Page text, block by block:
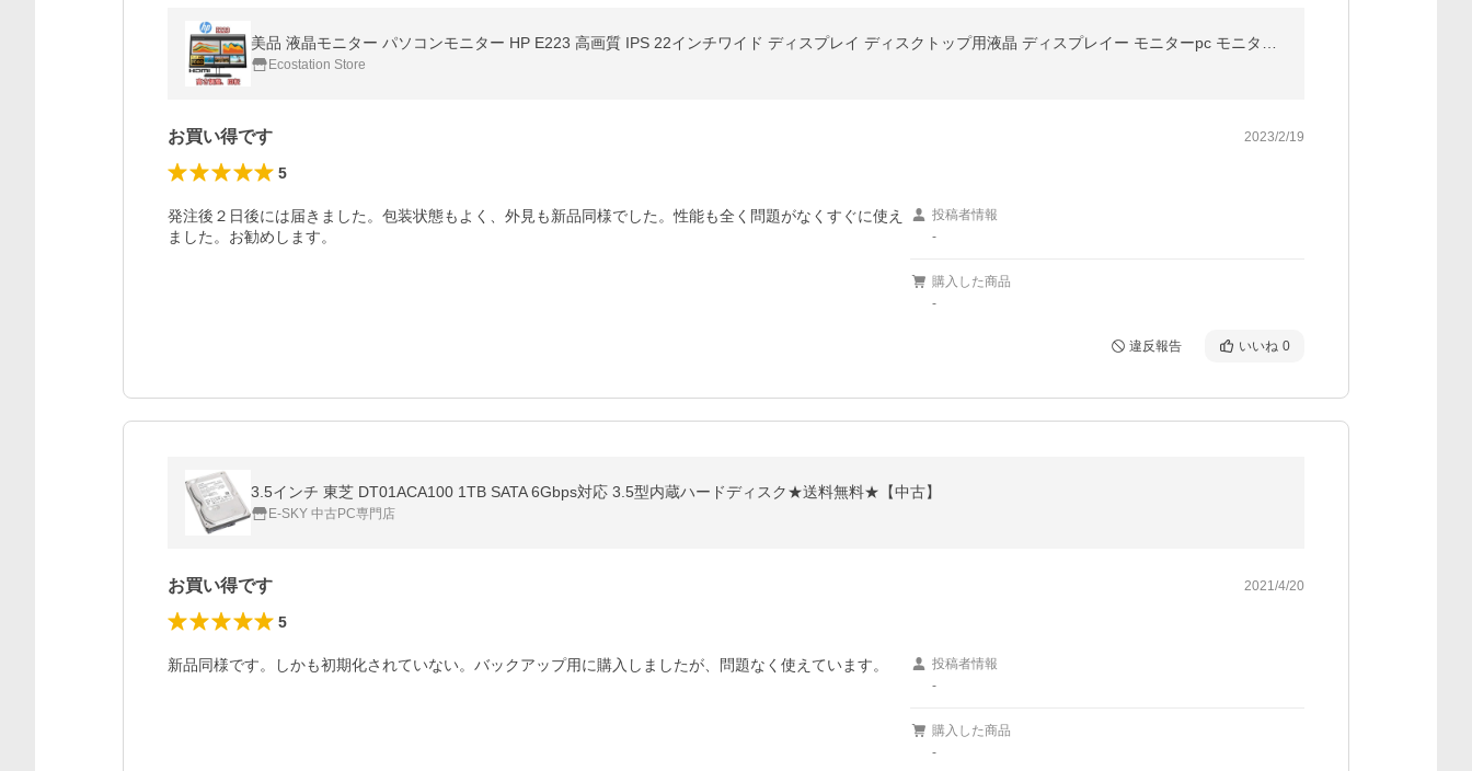
Ecostation Store
お買い得です 2023/2/19
5
発注後２日後には届きました。包装状態もよく、外見も新品同様でした。性能も全く問題がなくすぐに使え
ました。お勧めします。
投稿者情報
-
購入した商品
-
違反報告 いいね 0
3.5インチ 東芝 DT01ACA100 1TB SATA 6Gbps対応 3.5型内蔵ハードディスク★送料無料★【中古】
E-SKY 中古PC専門店
お買い得です 2021/4/20
5
新品同様です。しかも初期化されていない。バックアップ用に購入しましたが、問題なく使えています。
投稿者情報
-
購入した商品
-